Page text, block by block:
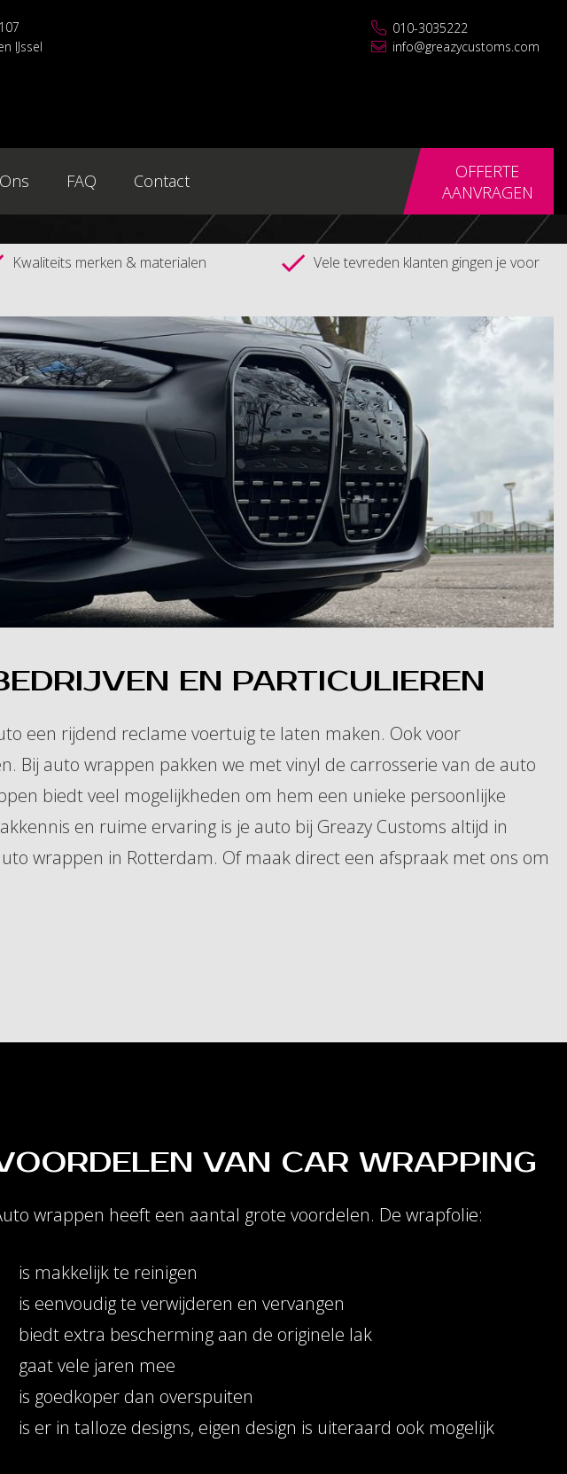
IJssel
010-3035222
info@greazycustoms.com
FAQ Contact
OFFERTE
AANVRAGEN
Kwaliteits merken & materialen Vele tevreden klanten gingen je voor
EN PARTICULIEREN
een rijdend reclame voertuig te laten maken. Ook voor
Bij auto wrappen pakken we met vinyl de carrosserie van de auto
biedt veel mogelijkheden om hem een unieke persoonlijke
en ruime ervaring is je auto bij Greazy Customs altijd in
wrappen in Rotterdam. Of maak direct een afspraak met ons om
VAN CAR WRAPPING
wrappen heeft een aantal grote voordelen. De wrapfolie:
is makkelijk te reinigen
is eenvoudig te verwijderen en vervangen
biedt extra bescherming aan de originele lak
gaat vele jaren mee
is goedkoper dan overspuiten
is er in talloze designs, eigen design is uiteraard ook mogelijk